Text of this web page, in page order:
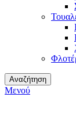
Αναζήτηση
Μενού